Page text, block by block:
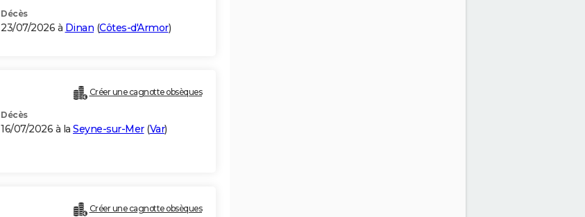
Décès
23/07/2026 à Dinan (Côtes-d'Armor)
Créer une cagnotte obsèques
Décès
16/07/2026 à la Seyne-sur-Mer(Var)
Créer une cagnotte obsèques